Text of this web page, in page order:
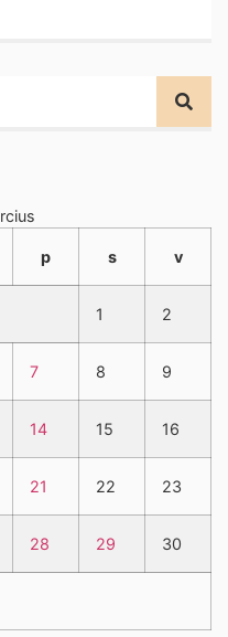
p s v
1 2
7 8 9
14 15 16
21 22 23
28 29 30